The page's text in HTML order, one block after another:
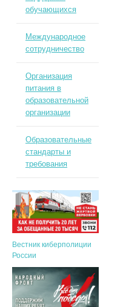
обучающихся
Международное
сотрудничество
Организация
питания в
образовательной
организации
Образовательные
стандарты и
требования
Вестник киберполиции
России